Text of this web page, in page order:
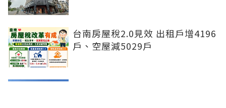
台南房屋稅2.0見效 出租戶增4196
戶、空屋減5029戶